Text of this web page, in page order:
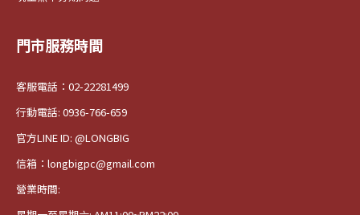
門市服務時間
客服電話：02-22281499
行動電話: 0936-766-659
官方LINE ID: @LONGBIG
信箱：longbigpc@gmail.com
營業時間: